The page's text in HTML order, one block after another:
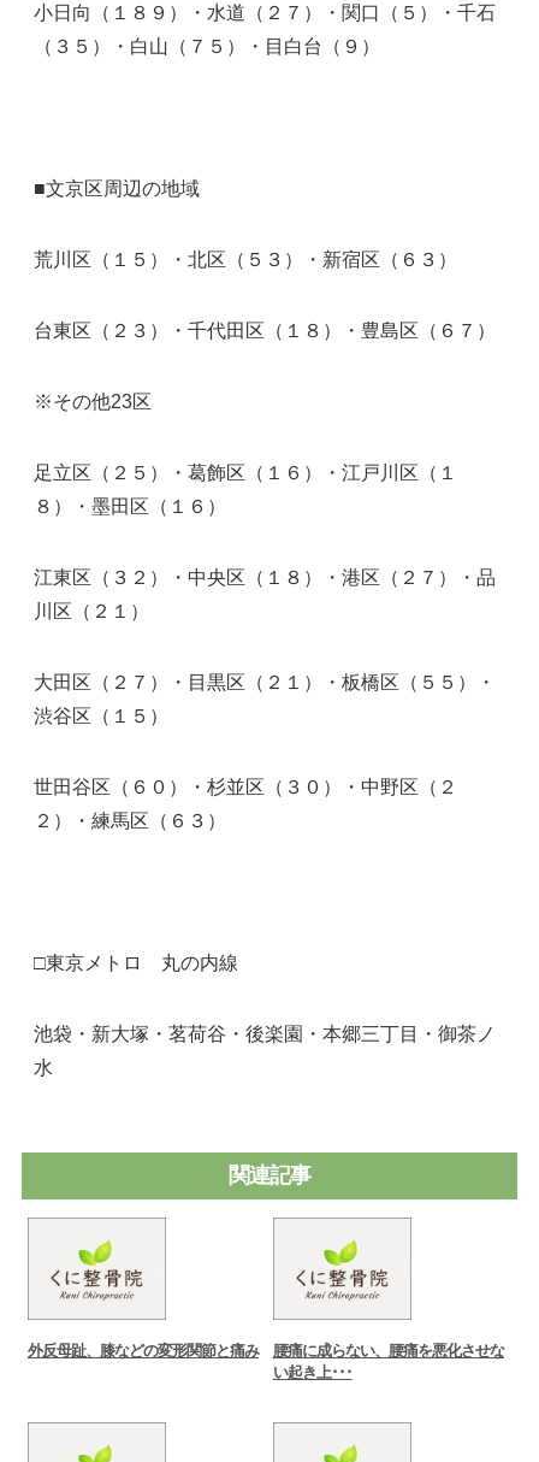
小日向（１８９）・水道（２７）・関口（５）・千石
（３５）・白山（７５）・目白台（９）
■文京区周辺の地域
荒川区（１５）・北区（５３）・新宿区（６３）
台東区（２３）・千代田区（１８）・豊島区（６７）
※その他23区
足立区（２５）・葛飾区（１６）・江戸川区（１
８）・墨田区（１６）
江東区（３２）・中央区（１８）・港区（２７）・品
川区（２１）
大田区（２７）・目黒区（２１）・板橋区（５５）・
渋谷区（１５）
世田谷区（６０）・杉並区（３０）・中野区（２
２）・練馬区（６３）
□東京メトロ 丸の内線
池袋・新大塚・茗荷谷・後楽園・本郷三丁目・御茶ノ
水
関連記事
外反母趾、膝などの変形関節と痛み
腰痛に成らない、腰痛を悪化させな
い起き上･･･